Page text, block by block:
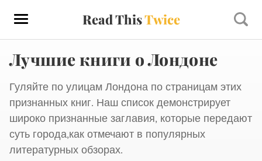
Read ThisTwice
Лучшие книги о Лондоне
Гуляйте по улицам Лондона по страницам этих
признанных книг. Наш список демонстрирует
широко признанные заглавия, которые передают
суть города,как отмечают в популярных
литературных обзорах.